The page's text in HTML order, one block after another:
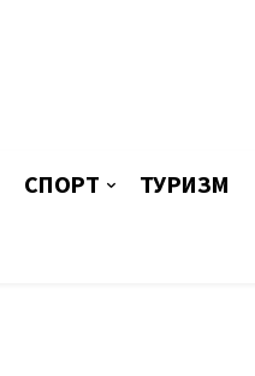
СПОРТ ТУРИЗМ